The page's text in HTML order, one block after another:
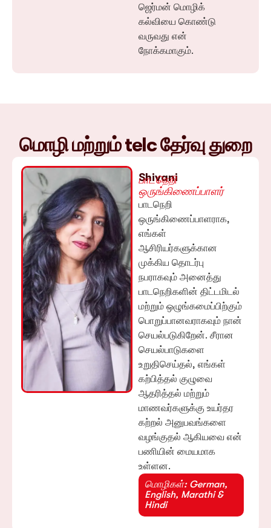
ஜெர்மன் மொழிக்
கல்வியை கொண்டு
வருவது என்
நோக்கமாகும்.
மொழி மற்றும் telc தேர்வு துறை
Shivani
பாடநெறி
ஒருங்கிணைப்பாளர்
பாடநெறி
ஒருங்கிணைப்பாளராக,
எங்கள்
ஆசிரியர்களுக்கான
முக்கிய தொடர்பு
நபராகவும் அனைத்து
பாடநெறிகளின் திட்டமிடல்
மற்றும் ஒழுங்கமைப்பிற்கும்
பொறுப்பானவராகவும் நான்
செயல்படுகிறேன். சீரான
செயல்பாடுகளை
உறுதிசெய்தல், எங்கள்
கற்பித்தல் குழுவை
ஆதரித்தல் மற்றும்
மாணவர்களுக்கு உயர்தர
கற்றல் அனுபவங்களை
வழங்குதல் ஆகியவை என்
பணியின் மையமாக
உள்ளன.
மொழிகள்: German,
English, Marathi &
Hindi